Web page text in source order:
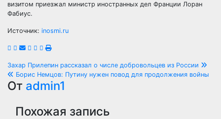
визитом приезжал министр иностранных дел Франции Лоран
Фабиус.
Источник: inosmi.ru
Навигация
по
записям
Захар Прилепин рассказал о числе добровольцев из России
Борис Немцов: Путину нужен повод для продолжения войны
От admin1
Похожая запись